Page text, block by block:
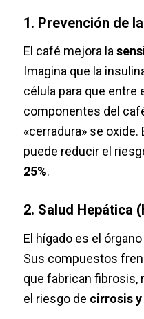
1. Prevención de
El café mejora la
Imagina que la
célula para que entre
componentes del
«cerradura» se
puede reducir el
25%.
2. Salud Hepática
El hígado es el
Sus compuestos
que fabrican fibrosis,
el riesgo de cirrosis